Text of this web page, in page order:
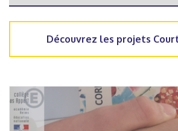
Découvrez les projets